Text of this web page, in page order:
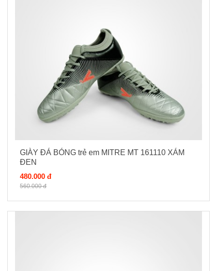
GIÀY ĐÁ BÓNG trẻ em MITRE MT 161110 XÁM
ĐEN
480.000 đ
560.000 đ